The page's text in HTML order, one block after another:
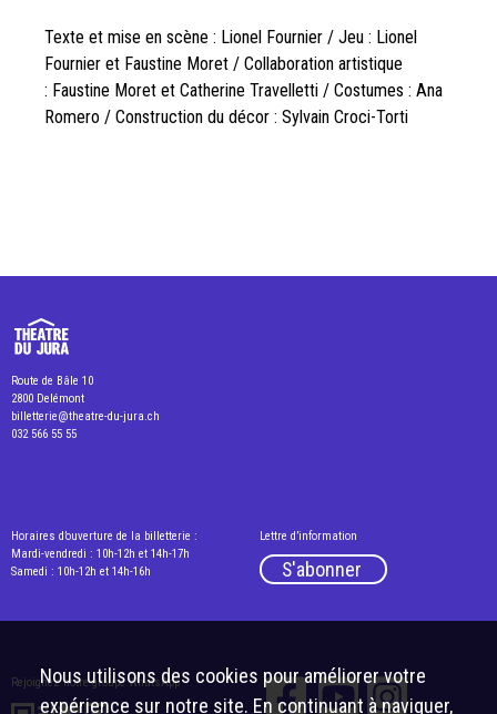
Texte et mise en scène : Lionel Fournier / Jeu : Lionel
Fournier et Faustine Moret / Collaboration artistique
: Faustine Moret et Catherine Travelletti / Costumes : Ana
Romero / Construction du décor : Sylvain Croci-Torti
Route de Bâle 10
2800 Delémont
billetterie@theatre-du-jura.ch
032 566 55 55
Horaires d’ouverture de la billetterie :
Mardi-vendredi : 10h-12h et 14h-17h
Samedi : 10h-12h et 14h-16h
Lettre d’information
S'abonner
Rejoignez notre groupe WhatsApp
Nous utilisons des cookies pour améliorer votre
expérience sur notre site. En continuant à naviguer,